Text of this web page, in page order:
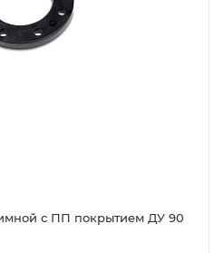
c ПП покрытием ДУ 90